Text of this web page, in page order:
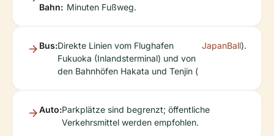
Bahn: Minuten Fußweg.
Bus:Direkte Linien vom Flughafen
Fukuoka (Inlandsterminal) und von
den Bahnhöfen Hakata und Tenjin (
JapanBall).
Auto:Parkplätze sind begrenzt; öffentliche
Verkehrsmittel werden empfohlen.